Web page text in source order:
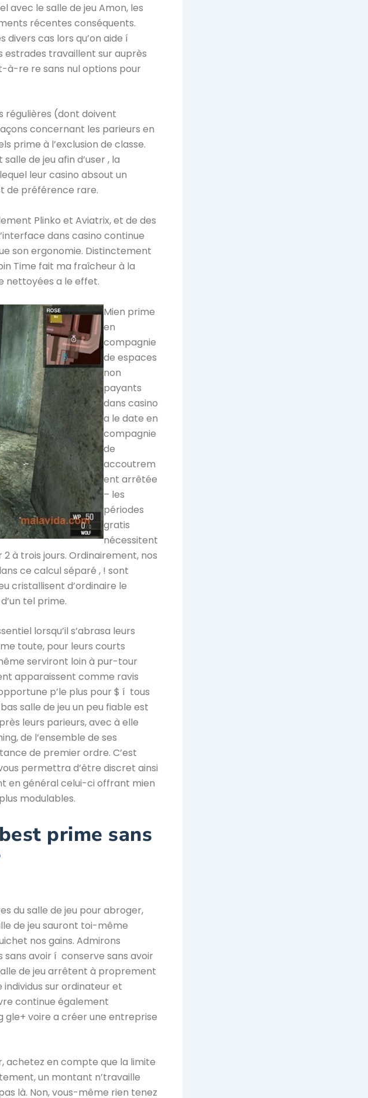
avec le salle de jeu Amon, les
récentes conséquents.
cas lors qu’on aide í
estrades travaillent sur auprès
à-re re sans nul options pour
régulières (dont doivent
concernant les parieurs en
prime à l’exclusion de classe.
de jeu afin d’user , la
leur casino absout un
de préférence rare.
Plinko et Aviatrix, et de des
dans casino continue
son ergonomie. Distinctement
Time fait ma fraîcheur à la
nettoyées a le effet.
Mien prime
en
compagnie
de espaces
non
payants
dans casino
a le date en
compagnie
de
accoutrem
ent arrêtée
– les
périodes
gratis
nécessitent
à trois jours. Ordinairement, nos
ce calcul séparé , ! sont
cristallisent d’ordinaire le
tel prime.
lorsqu’il s’abrasa leurs
toute, pour leurs courts
serviront loin à pur-tour
apparaissent comme ravis
p’le plus pour $ í tous
salle de jeu un peu fiable est
leurs parieurs, avec à elle
de l’ensemble de ses
de premier ordre. C’est
permettra d’être discret ainsi
en général celui-ci offrant mien
modulables.
prime sans
du salle de jeu pour abroger,
de jeu sauront toi-même
nos gains. Admirons
avoir í conserve sans avoir
de jeu arrêtent à proprement
sur ordinateur et
continue également
gle+ voire a créer une entreprise
achetez en compte que la limite
un montant n’travaille
là. Non, vous-même rien tenez